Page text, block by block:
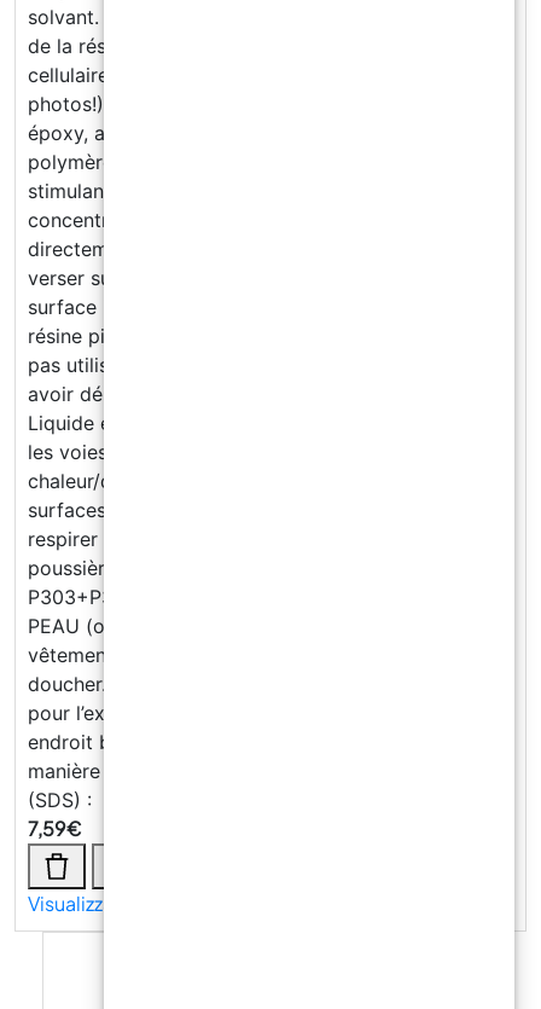
solvant. Le produit crée une dispersion superficielle
de la résine, donnant lieu à de belles structures
cellulaires qui se forment automatiquement (voir les
photos!). Il s’agit d’un liquide qui réagit avec la résine
époxy, avec les résines de polyester et avec les
polymères de polyuréthane (encore liquide) en
stimulant le mouvement et « l’apparition » de cercles
concentriques vers l’extérieur. Ajouter Magic Drops
directement dans la résine pigmentée avant de la
verser sur la surface ou de la faire couler sur la
surface immédiatement après la stratification de la
résine pigmentée. Attention Produit inflammable. Ne
pas utiliser de source de chaleur sur la surface après
avoir déposé le produit MAGIC DROPS Small. H226
Liquide et vapeurs inflammables. H335 Peut irriter
les voies respiratoires. P210 Tenir à l’écart de la
chaleur/des étincelles/des flammes nues/des
surfaces chaudes. — Ne pas fumer. P261 Éviter de
respirer les
poussières/fumées/gaz/brouillards/vapeurs/aérosols.
P303+P361+P353 EN CAS DE CONTACT AVEC LA
PEAU (ou les cheveux): Enlever immédiatement les
vêtements contaminés. Rincer la peau à l’eau/se
doucher. P370+P378 En cas d’incendie: Utiliser …
pour l’extinction. P403+P233 Stocker dans un
endroit bien ventilé. Maintenir le récipient fermé de
manière étanche. Fiche de données de sécurité
(SDS) :
7,59€
Visualizza di più →